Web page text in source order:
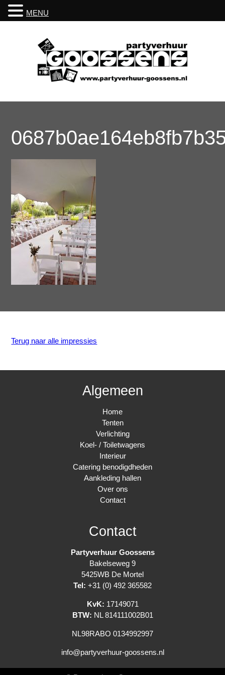
Terug naar alle impressies
Algemeen
Home
Tenten
Verlichting
Koel- / Toiletwagens
Interieur
Catering benodigdheden
Aankleding hallen
Over ons
Contact
Contact
Partyverhuur Goossens
Bakelseweg 9
5425WB De Mortel
Tel: +31 (0) 492 365582
KvK: 17149071
BTW: NL 814111002B01
NL98RABO 0134992997
info@partyverhuur-goossens.nl
MENU